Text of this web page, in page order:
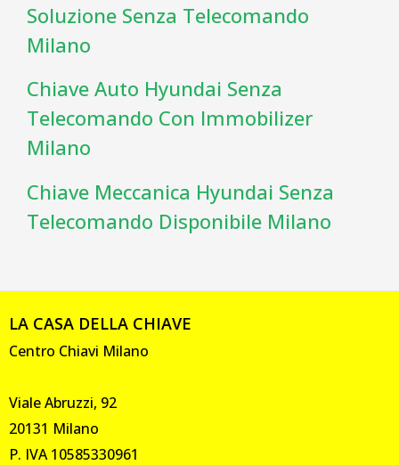
Soluzione Senza Telecomando
Milano
Chiave Auto Hyundai Senza
Telecomando Con Immobilizer
Milano
Chiave Meccanica Hyundai Senza
Telecomando Disponibile Milano
LA CASA DELLA CHIAVE
Centro Chiavi Milano
Viale Abruzzi, 92
20131 Milano
P. IVA 10585330961